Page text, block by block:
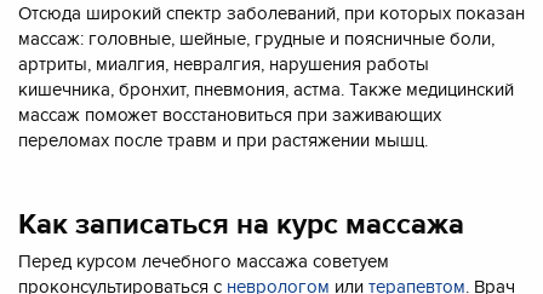
Отсюда широкий спектр заболеваний, при которых показан
массаж: головные, шейные, грудные и поясничные боли,
артриты, миалгия, невралгия, нарушения работы
кишечника, бронхит, пневмония, астма. Также медицинский
массаж поможет восстановиться при заживающих
переломах после травм и при растяжении мышц.
Как записаться на курс массажа
Перед курсом лечебного массажа советуем
проконсультироваться с неврологом или терапевтом. Врач